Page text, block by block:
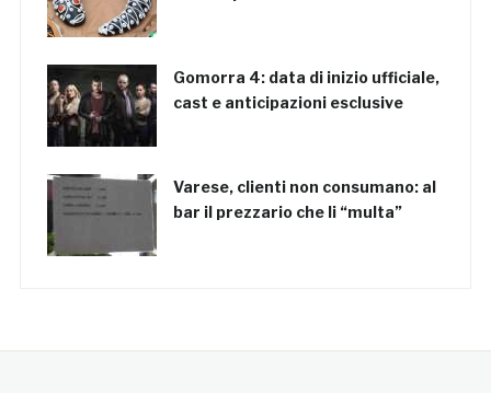
Gomorra 4: data di inizio ufficiale,
cast e anticipazioni esclusive
Varese, clienti non consumano: al
bar il prezzario che li “multa”